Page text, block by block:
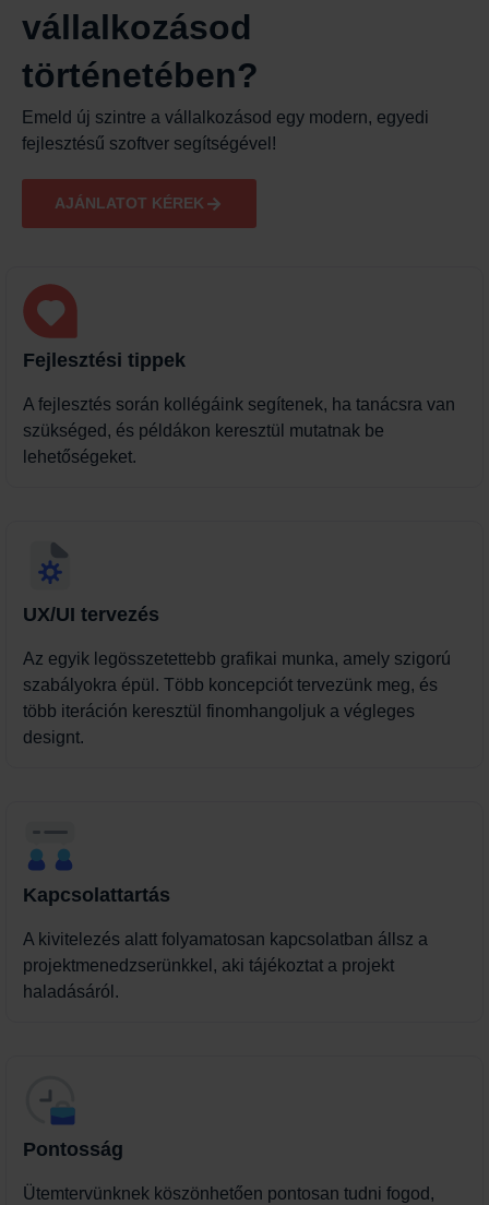
vállalkozásod
történetében?
Emeld új szintre a vállalkozásod egy modern, egyedi
fejlesztésű szoftver segítségével!
AJÁNLATOT KÉREK
Fejlesztési tippek
A fejlesztés során kollégáink segítenek, ha tanácsra van
szükséged, és példákon keresztül mutatnak be
lehetőségeket.
UX/UI tervezés
Az egyik legösszetettebb grafikai munka, amely szigorú
szabályokra épül. Több koncepciót tervezünk meg, és
több iteráción keresztül finomhangoljuk a végleges
designt.
Kapcsolattartás
A kivitelezés alatt folyamatosan kapcsolatban állsz a
projektmenedzserünkkel, aki tájékoztat a projekt
haladásáról.
Pontosság
Ütemtervünknek köszönhetően pontosan tudni fogod,